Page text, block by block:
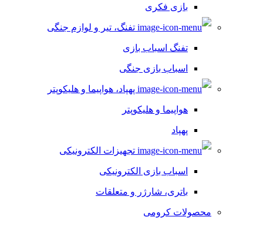
بازی فکری
تفنگ، تیر و لوازم جنگی
تفنگ اسباب بازی
اسباب بازی جنگی
پهپاد، هواپیما و هلیکوپتر
هواپیما و هلیکوپتر
پهپاد
تجهیزات الکترونیکی
اسباب بازی الکترونیکی
باتری، شارژر و متعلقات
محصولات کرومی